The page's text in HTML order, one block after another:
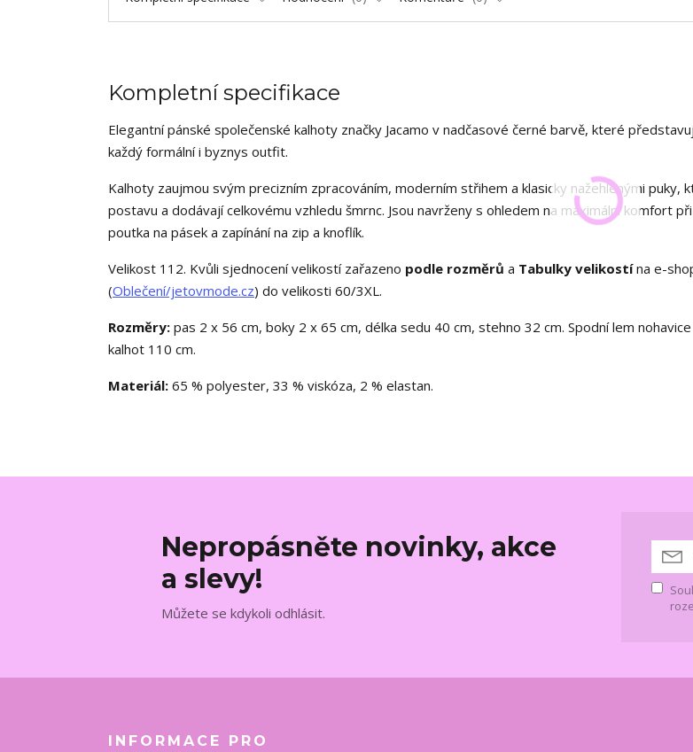
Kompletní specifikace
Elegantní pánské společenské kalhoty značky Jacamo v nadčasové černé barvě, které
každý formální i byznys outfit.
Kalhoty zaujmou svým precizním zpracováním, moderním střihem a klasicky nažehlenými puky,
postavu a dodávají celkovému vzhledu šmrnc. Jsou navrženy s ohledem na maximální komfort
poutka na pásek a zapínání na zip a knoflík.
Velikost 112. Kvůli sjednocení velikostí zařazeno podle rozměrů a Tabulky velikostína e-
(Oblečení/jetovmode.cz) do velikosti 60/3XL.
Rozměry: pas 2 x 56 cm, boky 2 x 65 cm, délka sedu 40 cm, stehno 32 cm. Spodní lem
kalhot 110 cm.
Materiál: 65 % polyester, 33 % viskóza, 2 % elastan.
Nepropásněte novinky, akce
a slevy!
Můžete se kdykoli odhlásit.
INFORMACE PRO